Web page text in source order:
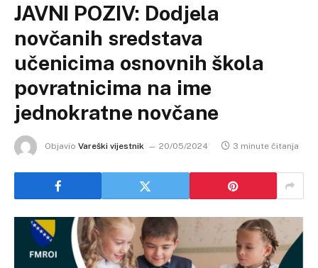
JAVNI POZIV: Dodjela
novčanih sredstava
učenicima osnovnih škola
povratnicima na ime
jednokratne novčane
Objavio Vareški vijestnik 20/05/2024 3 minute čitanja